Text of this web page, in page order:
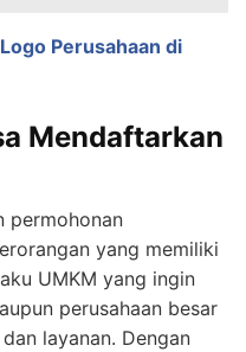
Perusahaan di
Mendaftarkan
permohonan
yang memiliki
UMKM yang ingin
perusahaan besar
layanan. Dengan